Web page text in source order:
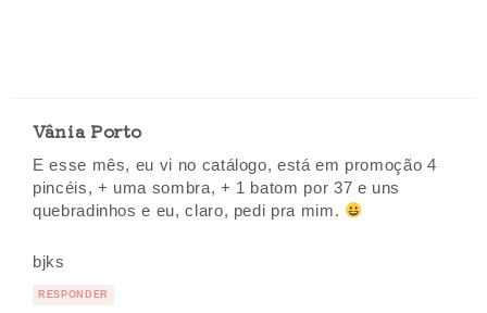
Vânia Porto
E esse mês, eu vi no catálogo, está em promoção 4
pincéis, + uma sombra, + 1 batom por 37 e uns
quebradinhos e eu, claro, pedi pra mim.
bjks
RESPONDER